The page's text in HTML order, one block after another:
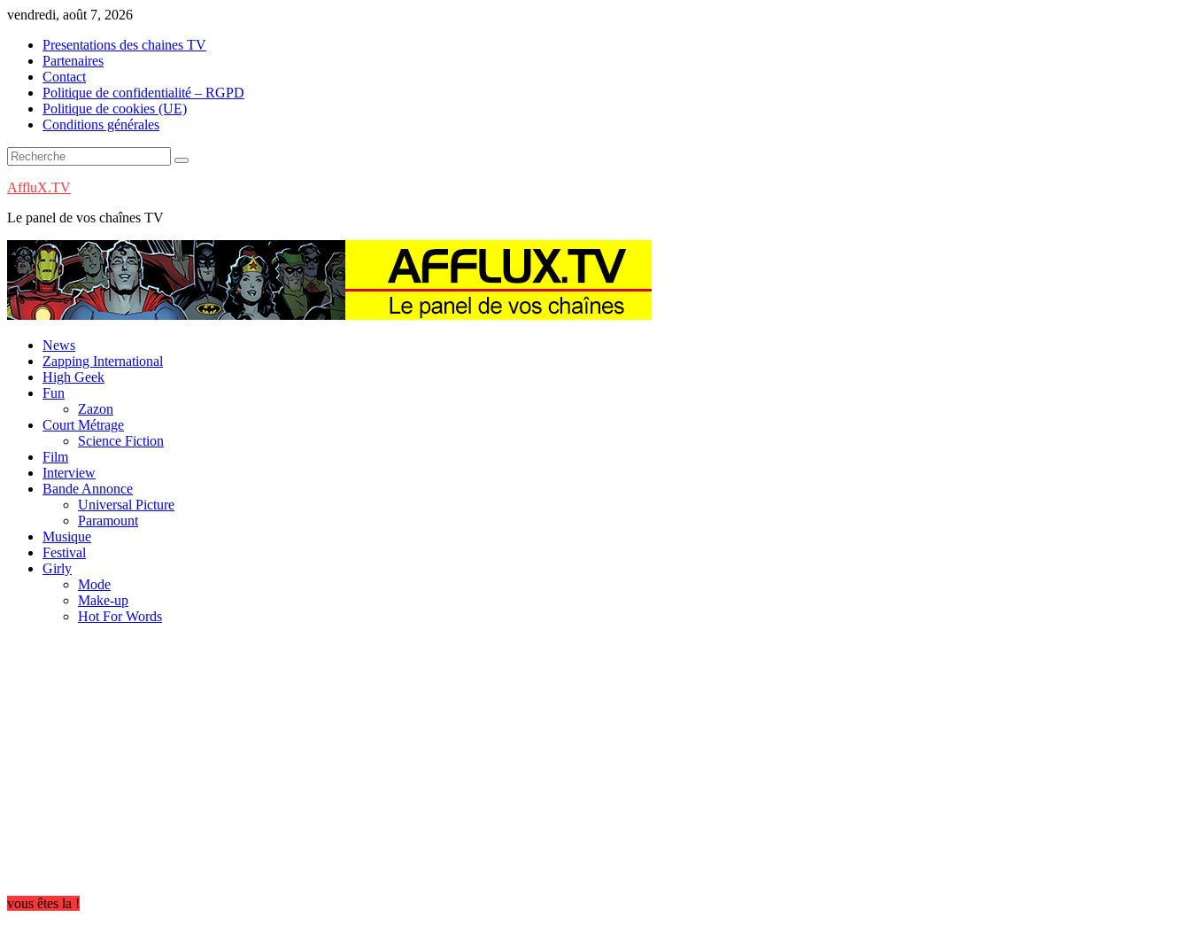
Skip
content
vendredi, août 7, 2026
Presentations des chaines TV
Partenaires
Contact
Politique de confidentialité – RGPD
Politique de cookies (UE)
Conditions générales
AffluX.TV
Le panel de vos chaînes TV
News
Zapping International
High Geek
Fun
Zazon
Court Métrage
Science Fiction
Film
Interview
Bande Annonce
Universal Picture
Paramount
Musique
Festival
Girly
Mode
Make-up
Hot For Words
vous êtes la !